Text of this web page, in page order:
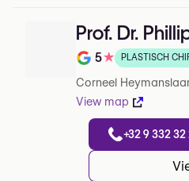
Prof. Dr.
Note de 5 sur 5 sur
5★ PLASTISCH
Corneel
View map
+32 9 332 32